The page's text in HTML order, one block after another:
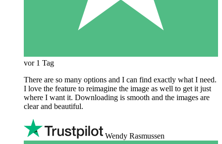
vor 1 Tag
There are so many options and I can find exactly what I need.
I love the feature to reimagine the image as well to get it just
where I want it. Downloading is smooth and the images are
clear and beautiful.
Wendy Rasmussen